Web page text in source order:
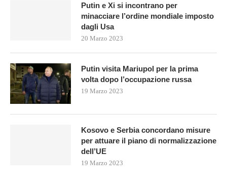
Putin e Xi si incontrano per
minacciare l’ordine mondiale imposto
dagli Usa
20 Marzo 2023
Putin visita Mariupol per la prima
volta dopo l’occupazione russa
19 Marzo 2023
Kosovo e Serbia concordano misure
per attuare il piano di normalizzazione
dell’UE
19 Marzo 2023